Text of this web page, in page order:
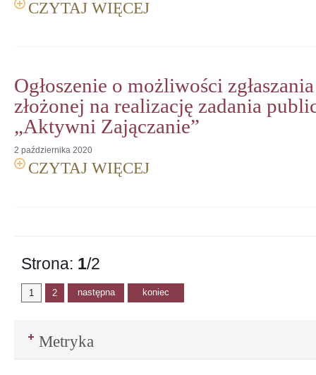
CZYTAJ WIĘCEJ
Ogłoszenie o możliwości
złożonej na realizację zadania
„Aktywni Zajączanie”
2 października 2020
CZYTAJ WIĘCEJ
Strona: 1/2
1 2 następna koniec
Metryka